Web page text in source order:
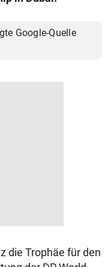
Google-Quelle
die Trophäe für den